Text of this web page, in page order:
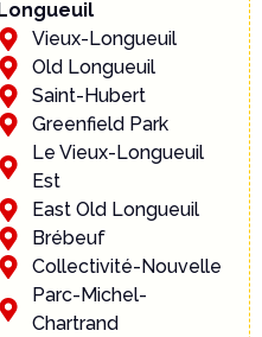
Longueuil
Vieux-Longueuil
Old Longueuil
Saint-Hubert
Greenfield Park
Le Vieux-Longueuil
Est
East Old Longueuil
Brébeuf
Collectivité-Nouvelle
Parc-Michel-
Chartrand